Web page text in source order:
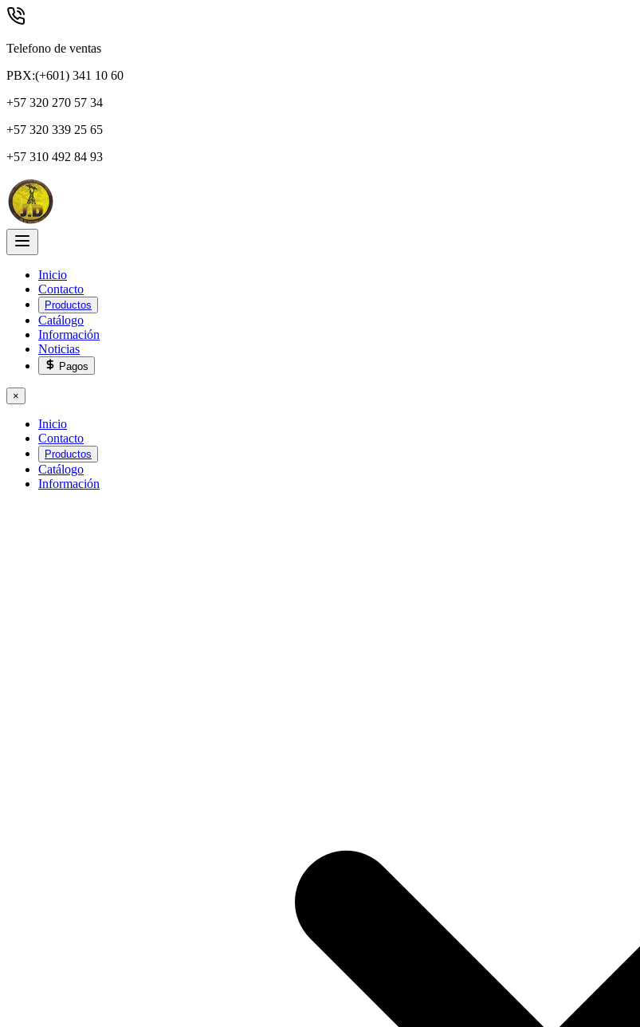
Telefono de ventas
PBX:(+601) 341 10 60
+57 320 270 57 34
+57 320 339 25 65
+57 310 492 84 93
Inicio
Contacto
Productos
Catálogo
Información
Noticias
Pagos
×
Inicio
Contacto
Productos
Catálogo
Información